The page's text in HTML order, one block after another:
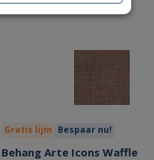
Gratis lijm Bespaar nu!
Behang Arte Icons Waffle